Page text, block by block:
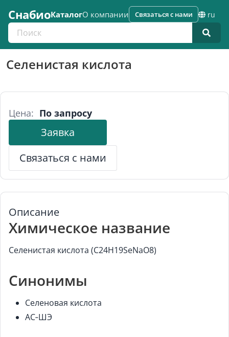
СнабиоКаталогО компании
Поиск по каталогу
Связаться с нами ru
Селенистая кислота
Цена: По запросу
Заявка
Связаться с нами
Описание
Химическое название
Селенистая кислота (C24H19SeNaO8)
Синонимы
Селеновая кислота
AC‑ШЭ